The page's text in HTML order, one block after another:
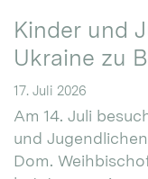
Kinder und
Ukraine zu
17. Juli 2026
Am 14. Juli
und
Dom.